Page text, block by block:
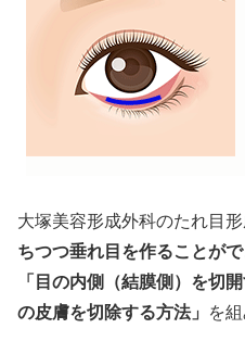
大塚美容形成外科のたれ目形
ちつつ垂れ目を作ることが
「目の内側（結膜側）を切開
の皮膚を切除する方法」
を